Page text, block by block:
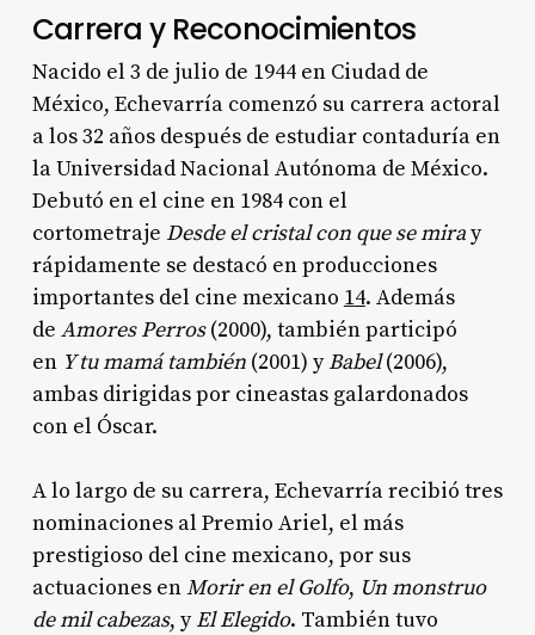
Carrera y Reconocimientos
Nacido el 3 de julio de 1944 en Ciudad de
México, Echevarría comenzó su carrera actoral
a los 32 años después de estudiar contaduría en
la Universidad Nacional Autónoma de México.
Debutó en el cine en 1984 con el
cortometraje Desde el cristal con que se miray
rápidamente se destacó en producciones
importantes del cine mexicano 14. Además
de Amores Perros(2000), también participó
en Y tu mamá también(2001) yBabel(2006),
ambas dirigidas por cineastas galardonados
con el Óscar.
A lo largo de su carrera, Echevarría recibió tres
nominaciones al Premio Ariel, el más
prestigioso del cine mexicano, por sus
actuaciones enMorir en el Golfo, Un monstruo
de mil cabezas, yEl Elegido. También tuvo